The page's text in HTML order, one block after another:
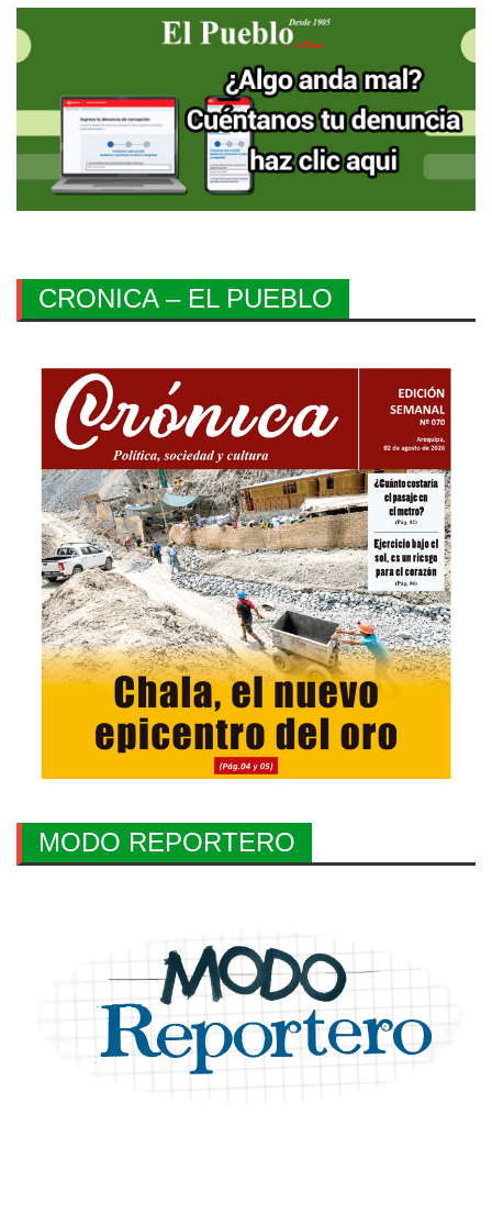
CRONICA – EL PUEBLO
MODO REPORTERO